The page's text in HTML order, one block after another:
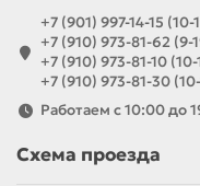
+7 (901) 997-14-15
+7 (910) 973-81-62 (9-
+7 (910) 973-81-10
+7 (910) 973-81-30
Работаем с 10:00 до
Схема проезда